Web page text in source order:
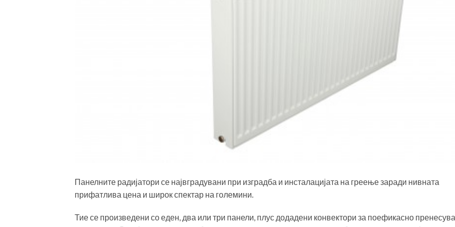
Панелните радијатори се највградувани при изградба и инсталацијата на греење заради нивната
прифатлива цена и широк спектар на големини.
Тие се произведени со еден, два или три панели, плус додадени конвектори за поефикасно